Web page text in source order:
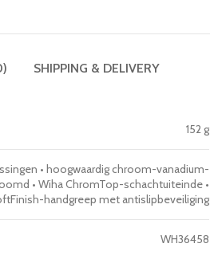
SHIPPING & DELIVERY
152 g
• hoogwaardig chroom-vanadium-
• Wiha ChromTop-schachtuiteinde •
handgreep met antislipbeveiliging
WH36458